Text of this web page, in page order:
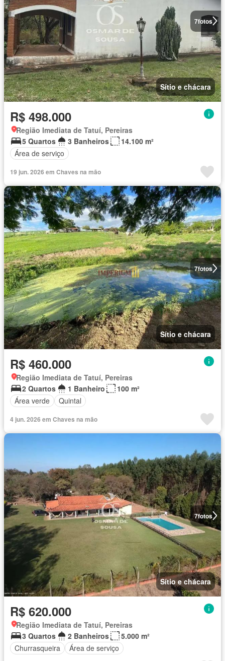
7fotos
Sítio e chácara
R$ 498.000
Região Imediata de Tatuí, Pereiras
5 Quartos
3 Banheiros
14.100 m²
Área de serviço
19 jun. 2026 em Chaves na mão
7fotos
Sítio e chácara
R$ 460.000
Região Imediata de Tatuí, Pereiras
2 Quartos
1 Banheiro
100 m²
Área verde
Quintal
4 jun. 2026 em Chaves na mão
7fotos
Sítio e chácara
R$ 620.000
Região Imediata de Tatuí, Pereiras
3 Quartos
2 Banheiros
5.000 m²
Churrasqueira
Área de serviço